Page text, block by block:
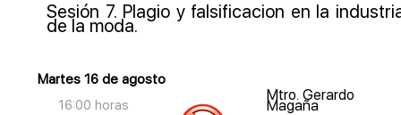
Sesión 7. Plagio y falsificacion en la
de la moda.
Martes 16 de agosto
16:00 horas
Mtro. Gerardo
Magaña